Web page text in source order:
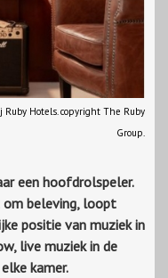
Ruby Hotels. copyright The Ruby
Group.
een hoofdrolspeler.
beleving, loopt
positie van muziek in
live muziek in de
kamer.